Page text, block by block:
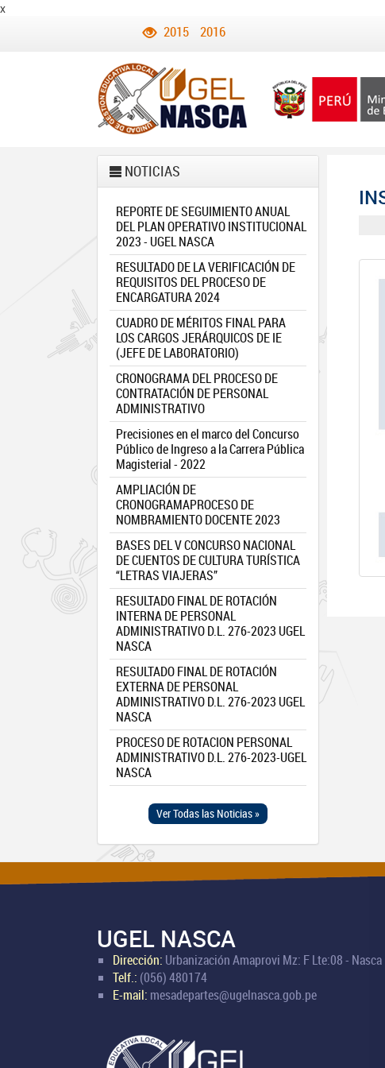
x
2015 2016
NOTICIAS
REPORTE DE SEGUIMIENTO ANUAL
DEL PLAN OPERATIVO INSTITUCIONAL
2023 - UGEL NASCA
RESULTADO DE LA VERIFICACIÓN DE
REQUISITOS DEL PROCESO DE
ENCARGATURA 2024
CUADRO DE MÉRITOS FINAL PARA
LOS CARGOS JERÁRQUICOS DE IE
(JEFE DE LABORATORIO)
CRONOGRAMA DEL PROCESO DE
CONTRATACIÓN DE PERSONAL
ADMINISTRATIVO
Precisiones en el marco del Concurso
Público de Ingreso a la Carrera Pública
Magisterial - 2022
AMPLIACIÓN DE
CRONOGRAMAPROCESO DE
NOMBRAMIENTO DOCENTE 2023
BASES DEL V CONCURSO NACIONAL
DE CUENTOS DE CULTURA TURÍSTICA
“LETRAS VIAJERAS”
RESULTADO FINAL DE ROTACIÓN
INTERNA DE PERSONAL
ADMINISTRATIVO D.L. 276-2023 UGEL
NASCA
RESULTADO FINAL DE ROTACIÓN
EXTERNA DE PERSONAL
ADMINISTRATIVO D.L. 276-2023 UGEL
NASCA
PROCESO DE ROTACION PERSONAL
ADMINISTRATIVO D.L. 276-2023-UGEL
NASCA
Ver Todas las Noticias »
UGEL NASCA
Dirección: Urbanización Amaprovi Mz: F Lte:08 - Nasca
Telf.: (056) 480174
E-mail: mesadepartes@ugelnasca.gob.pe